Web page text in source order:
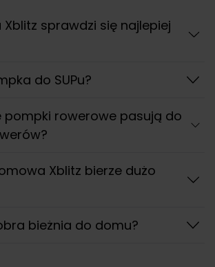
sprawdzi się najlepiej
do SUPu?
pompki rowerowe pasują do
Xblitz bierze dużo
bieżnia do domu?